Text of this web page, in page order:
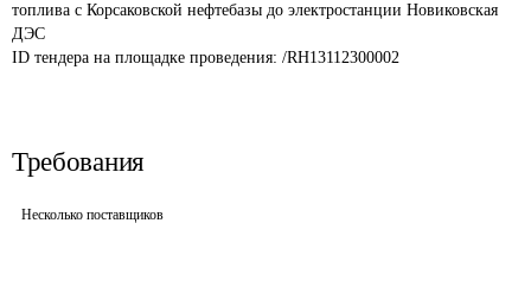
топлива с Корсаковской нефтебазы до электростанции Новиковская
ДЭС
ID тендера на площадке проведения: /RH13112300002
Требования
Несколько поставщиков